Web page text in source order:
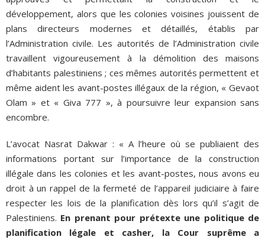
développement, alors que les colonies voisines jouissent de
plans directeurs modernes et détaillés, établis par
l’Administration civile. Les autorités de l’Administration civile
travaillent vigoureusement à la démolition des maisons
d’habitants palestiniens ; ces mêmes autorités permettent et
même aident les avant-postes illégaux de la région, « Gevaot
Olam » et « Giva 777 », à poursuivre leur expansion sans
encombre.
L’avocat Nasrat Dakwar : « A l’heure où se publiaient des
informations portant sur l’importance de la construction
illégale dans les colonies et les avant-postes, nous avons eu
droit à un rappel de la fermeté de l’appareil judiciaire à faire
respecter les lois de la planification dès lors qu’il s’agit de
Palestiniens. En prenant pour prétexte une politique de
planification légale et casher, la Cour suprême a